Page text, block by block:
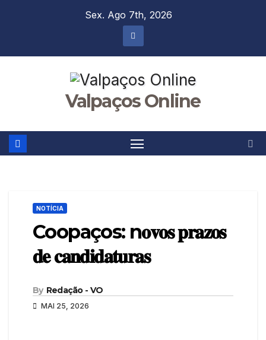
Sex. Ago 7th, 2026
Valpaços Online
NOTÍCIA
Coopaços: n𝐨𝐯𝐨𝐬 𝐩𝐫𝐚𝐳𝐨𝐬
𝐝𝐞 𝐜𝐚𝐧𝐝𝐢𝐝𝐚𝐭𝐮𝐫𝐚𝐬
By Redação - VO
MAI 25, 2026